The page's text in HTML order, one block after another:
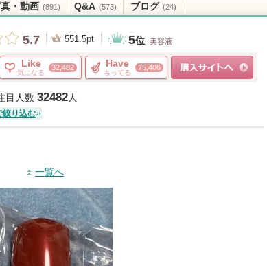
・動画 (891) Q&A (573) ブログ (24)
5.7 551.5pt 5位 美容液
Like
気になる
32,482 Have
もってる
75,406
目人数 32482人
絞り込む
一覧へ